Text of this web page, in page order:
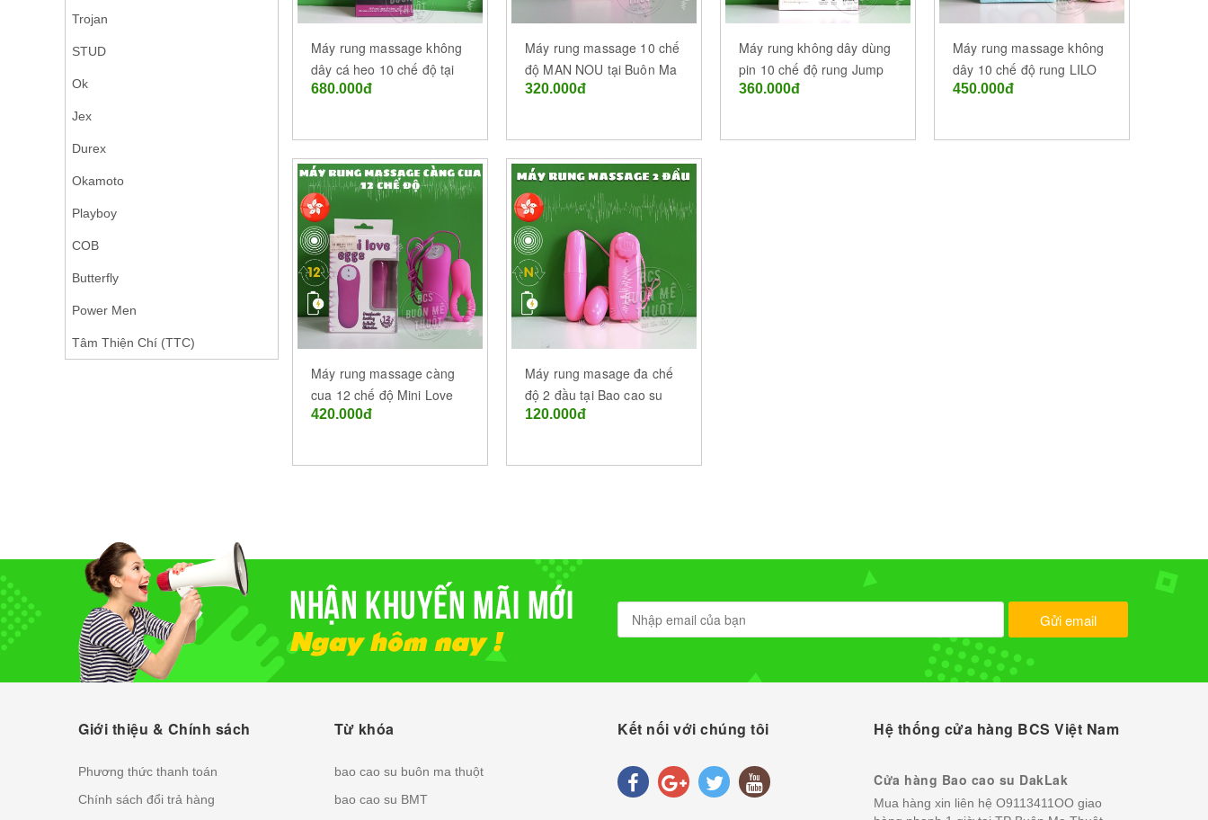
Máy rung massage không
dây cá heo 10 chế độ tại
Buôn Ma Thuột (BMT) -
680.000đ
Máy rung massage 10 chế
độ MAN NOU tại Buôn Ma
Thuột - Đắk Lắk
320.000đ
Máy rung không dây dùng
pin 10 chế độ rung Jump
tại Buôn Ma Thuột (BMT) -
360.000đ
Máy rung massage không
dây 10 chế độ rung LILO
tại Buôn Mê Thuột (BMT) -
450.000đ
Máy rung massage càng
cua 12 chế độ Mini Love
Egg tại Bao cao su Buôn
420.000đ
Máy rung masage đa chế
độ 2 đầu tại Bao cao su
Buôn Ma Thuột - Đắk Lắk
120.000đ
Trojan
STUD
Ok
Jex
Durex
Okamoto
Playboy
COB
Butterfly
Power Men
Tâm Thiện Chí (TTC)
Gửi email
Giới thiệu & Chính sách
Phương thức thanh toán
Chính sách đổi trả hàng
Từ khóa
bao cao su buôn ma thuột
bao cao su BMT
Kết nối với chúng tôi Hệ thống cửa hàng BCS Việt Nam
Cửa hàng Bao cao su DakLak
Mua hàng xin liên hệ O9113411OO giao